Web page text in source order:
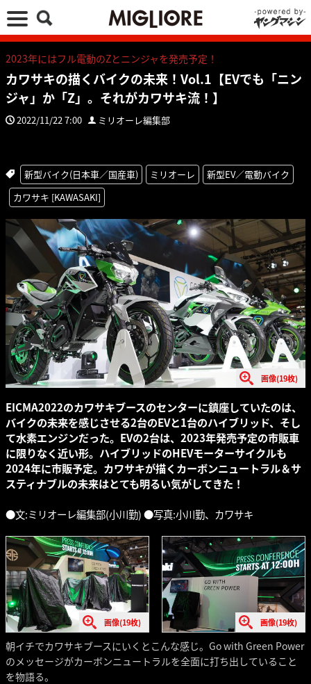
2023年にはフル電動のZとニンジャを発売予定！
カワサキの描くバイクの未来！Vol.1【EVでも「ニン
ジャ」か「Z」。それがカワサキ流！】
2022/11/22 7:00 ミリオーレ編集部
新型バイク(日本車／国産車) ミリオーレ
新型EV／電動バイク
カワサキ [KAWASAKI]
画像(19枚)
EICMA2022のカワサキブースのセンターに鎮座していたのは、
バイクの未来を感じさせる2台のEVと1台のハイブリッド、そし
て水素エンジンだった。EVの2台は、2023年発売予定の市販車
に限りなく近い形。ハイブリッドのHEVモーターサイクルも
2024年に市販予定。カワサキが描くカーボンニュートラル＆サ
スティナブルの未来はとても明るい気がしてきた！
●文:ミリオーレ編集部(小川勤) ●写真:小川勤、カワサキ
画像(19枚) 画像(19枚)
朝イチでカワサキブースにいくとこんな感じ。Go with Green Power
のメッセージがカーボンニュートラルを全面に打ち出していること
を物語る。